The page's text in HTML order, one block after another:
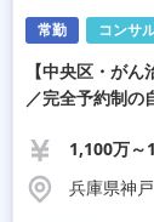
常勤 コンサ
【中央区・が
／完全予約制の
1,100万～
兵庫県神